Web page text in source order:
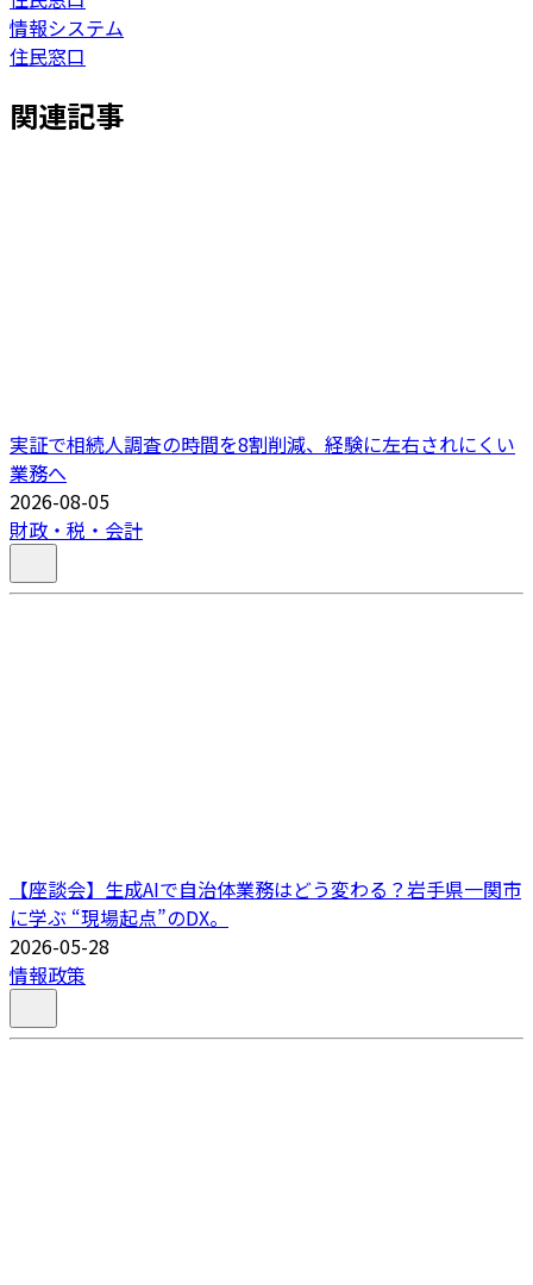
情報システム
住民窓口
関連記事
実証で相続人調査の時間を8割削減、経験に左右されにくい
業務へ
2026-08-05
財政・税・会計
【座談会】生成AIで自治体業務はどう変わる？岩手県一関市
に学ぶ “現場起点”のDX。
2026-05-28
情報政策